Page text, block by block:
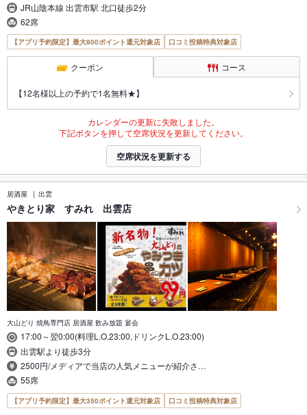
JR山陰本線 出雲市駅 北口徒歩2分
62席
【アプリ予約限定】最大800ポイント還元対象店 口コミ投稿特典対象店
クーポン コース
【12名様以上の予約で1名無料★】
カレンダーの更新に失敗しました。
下記ボタンを押して空席状況を更新してください。
空席状況を更新する
居酒屋 出雲
やきとり家 すみれ 出雲店
大山どり 焼鳥専門店 居酒屋 飲み放題 宴会
17:00～翌0:00(料理L.O.23:00,ドリンクL.O.23:00)
出雲駅より徒歩3分
2500円/メディアで当店の人気メニューが紹介さ…
55席
【アプリ予約限定】最大350ポイント還元対象店 口コミ投稿特典対象店